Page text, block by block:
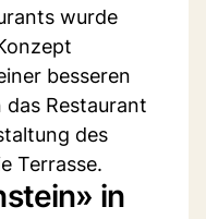
wurde
besseren
das Restaurant
des
Terrasse.
in